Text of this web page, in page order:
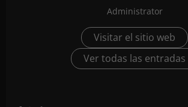
Administrator
Visitar el sitio web
Ver todas las entradas